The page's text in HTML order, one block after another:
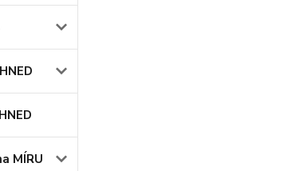
MÍRU